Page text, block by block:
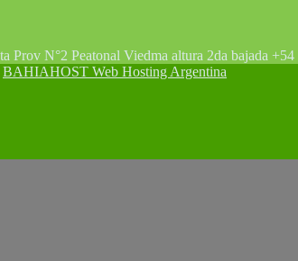
Prov N°2 Peatonal Viedma altura 2da bajada
BAHIAHOST Web Hosting Argentina